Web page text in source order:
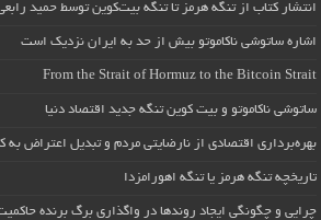
انتشار کتاب از تنگه هرمز تا تنگه بیت‌کوین توسط حمید
اشاره ساتوشی ناکاموتو بیش از حد به ایران نزدیک است
From the Strait of Hormuz to the Bitcoin Strait
ساتوشی ناکاموتو و بیت کوین تنگه جدید اقتصاد دنیا
بهره‌برداری اقتصادی از نارضایتی مردم و تبدیل اعتراض به
تاریخچه تنگه هرمز یا تنگه اهورامزدا
چرایی و چگونگی ایجاد روندها در واگذاری برگ برنده